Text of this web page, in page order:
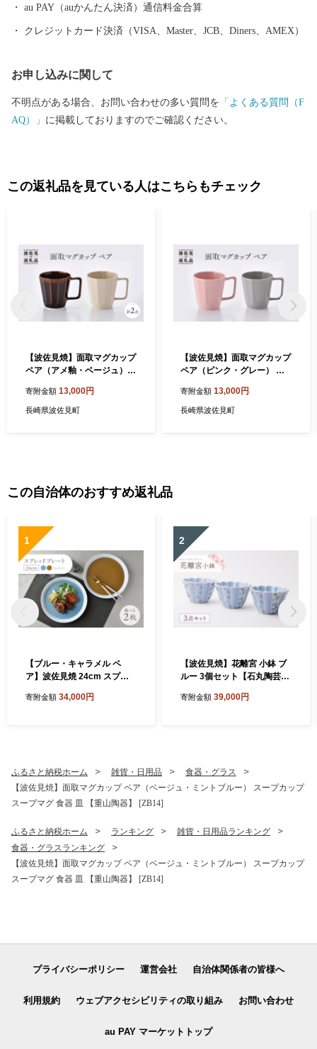
も高いシェアを誇っています。（すでに皆さまの食卓にも、波佐
見で作られたやきものがあるかも！？）窯元、棚田、温泉など、
au PAY（auかんたん決済）通信料金合算
クレジットカード決済（VISA、Master、JCB、Diners、AMEX）
お申し込みに関して
不明点がある場合、お問い合わせの多い質問を 「よくある質問（F
AQ）」 に掲載しておりますのでご確認ください。
この返礼品を見ている人はこちらもチェック
【波佐見焼】面取マグカップ
ペア（アメ釉・ベージュ）ス
食器 皿 【重山陶器】 [ZB16]
寄附金額 13,000円
長崎県波佐見町
【波佐見焼】面取マグカップ
ペア（ピンク・グレー） ス
食器 皿 【重山陶器】 [ZB15]
寄附金額 13,000円
長崎県波佐見町
この自治体のおすすめ返礼品
1
【ブルー・キャラメル ペ
ア】波佐見焼 24cm スプレ
55]
寄附金額 34,000円
2
【波佐見焼】花離宮 小鉢 ブ
ルー 3個セット【石丸陶芸】
寄附金額 39,000円
ふるさと納税ホーム 雑貨・日用品
食器・グラス
【波佐見焼】面取マグカップ ペア（ベージュ・ミントブルー） スープカップ
スープマグ 食器 皿 【重山陶器】 [ZB14]
ふるさと納税ホーム ランキング
雑貨・日用品ランキング
食器・グラスランキング
【波佐見焼】面取マグカップ ペア（ベージュ・ミントブルー） スープカップ
スープマグ 食器 皿 【重山陶器】 [ZB14]
プライバシーポリシー 運営会社 自治体関係者の皆様へ
利用規約 ウェブアクセシビリティの取り組み お問い合わせ
au PAY マーケットトップ